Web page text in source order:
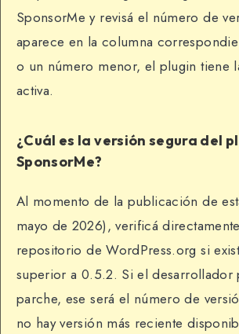
SponsorMe y revisá el número de
aparece en la columna
o un número menor, el plugin tiene
activa.
¿Cuál es la versión segura del
SponsorMe?
Al momento de la publicación de
mayo de 2026), verificá
repositorio de WordPress.org si
superior a 0.5.2. Si el desarrollador
parche, ese será el número de
no hay versión más reciente